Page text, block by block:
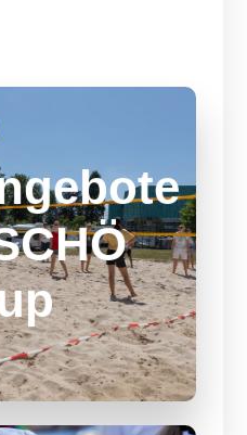
und Spaß. Freu Dich
bei SCHÖ.
CUP